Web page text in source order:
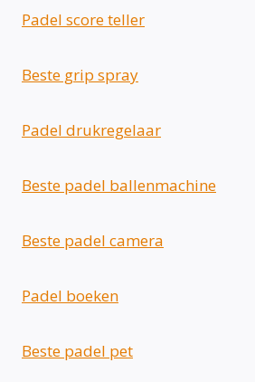
Padel score teller
Beste grip spray
Padel drukregelaar
Beste padel ballenmachine
Beste padel camera
Padel boeken
Beste padel pet